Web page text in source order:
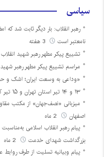
سیاسی
رهبر انقلاب: بار دیگر ثابت شد
نامعتبر است
3 هفته
تشییع پیکر مطهر رهبر شهید
مراسم تشییع پیکر مطهر رهبر
«وداعی به وسعت ایران؛ اشک و
۱۳ و ۱۴ تیر استان تهران و ۱۵ تیر کل کشور تعطیل است
میزبانی «نصف‌جهان» از مکتب
اصفهان
پیام رهبر انقلاب اسلامی
بزرگداشت شهدای خدمت
پیام وبیانیه تسلیت از طرف